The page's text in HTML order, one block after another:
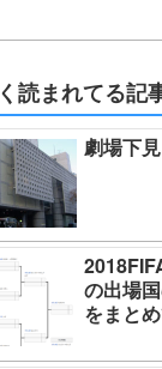
読まれてる記
劇場下見
の出場
をまと